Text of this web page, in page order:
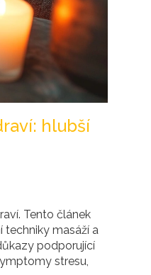
hlubší
Tento článek
techniky masáží a
podporující
stresu,